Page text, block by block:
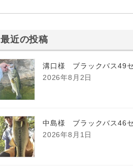
最近の投稿
溝口様 ブラックバス49
2026年8月2日
中島様 ブラックバス46
2026年8月1日